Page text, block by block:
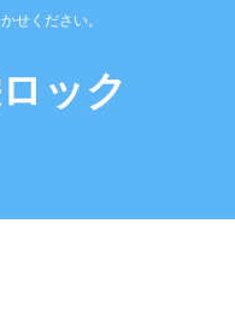
せください。
ック